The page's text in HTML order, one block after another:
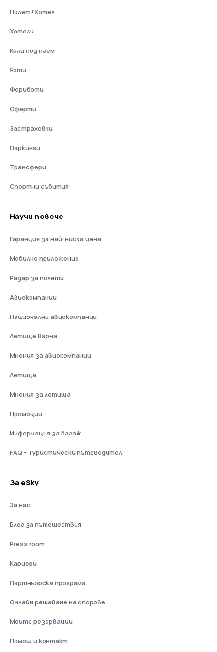
Полет+Хотел
Хотели
Коли под наем
Яхти
Фериботи
Оферти
Застраховки
Паркинги
Трансфери
Спортни събития
Научи повече
Гаранция за най-ниска цена
Мобилно приложение
Радар за полети
Авиокомпании
Национални авиокомпании
Летище Варна
Мнения за авиокомпании
Летища
Мнения за летища
Промоции
Информация за багаж
FAQ - Туристически пътеводител
За eSky
За нас
Блог за пътешествия
Press room
Кариери
Партньорска програма
Онлайн решаване на спорове
Моите резервации
Помощ и контакт